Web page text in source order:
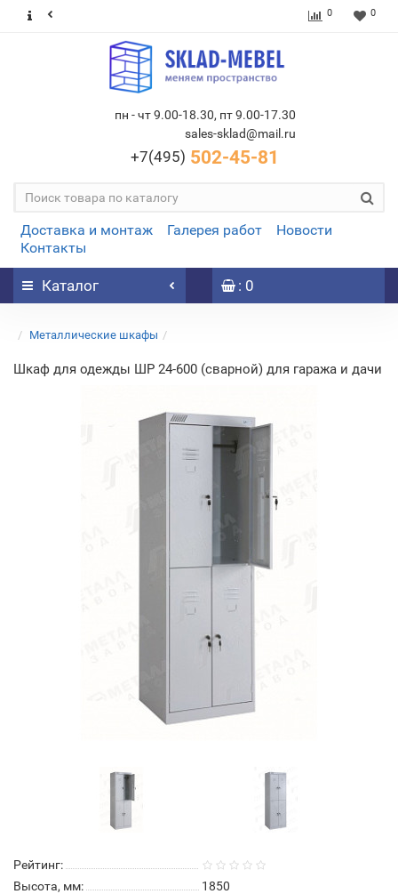
0 0
пн - чт 9.00-18.30, пт 9.00-17.30
sales-sklad@mail.ru
+7(495) 502-45-81
Доставка и монтаж Галерея работ
Новости
Контакты
Каталог : 0
Металлические шкафы
Шкаф для одежды ШР 24-600 (сварной) для гаража и дачи
Рейтинг:
Высота, мм:
1850